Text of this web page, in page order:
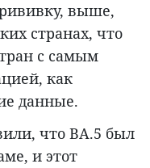
выше,
странах, что
с самым
как
данные.
что BA.5 был
и этот